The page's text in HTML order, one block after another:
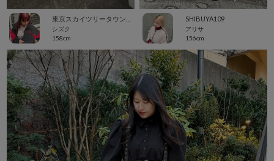
シズク
158cm
SHIBUYA109
アリサ
156cm